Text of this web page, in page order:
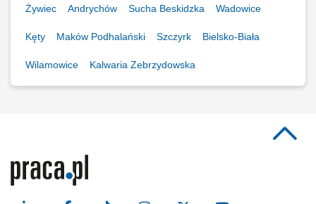
Żywiec Andrychów Sucha Beskidzka Wadowice
Kęty Maków Podhalański Szczyrk Bielsko-Biała
Wilamowice Kalwaria Zebrzydowska